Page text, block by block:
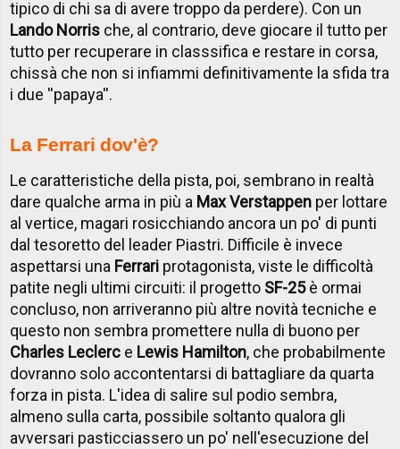
tipico di chi sa di avere troppo da perdere). Con un
Lando Norris che, al contrario, deve giocare il tutto per
tutto per recuperare in classsifica e restare in corsa,
chissà che non si infiammi definitivamente la sfida tra
i due ''papaya''.
La Ferrari dov'è?
Le caratteristiche della pista, poi, sembrano in realtà
dare qualche arma in più a Max Verstappen per lottare
al vertice, magari rosicchiando ancora un po' di punti
dal tesoretto del leader Piastri. Difficile è invece
aspettarsi una Ferrari protagonista, viste le difficoltà
patite negli ultimi circuiti: il progetto SF-25è ormai
concluso, non arriveranno più altre novità tecniche e
questo non sembra promettere nulla di buono per
Charles Leclerc e Lewis Hamilton, che probabilmente
dovranno solo accontentarsi di battagliare da quarta
forza in pista. L'idea di salire sul podio sembra,
almeno sulla carta, possibile soltanto qualora gli
avversari pasticciassero un po' nell'esecuzione del